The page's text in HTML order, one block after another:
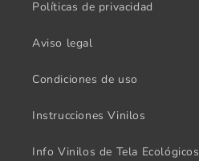
Políticas de privacidad
Aviso legal
Condiciones de uso
Instrucciones Vinilos
Info Vinilos de Tela Ecológicos